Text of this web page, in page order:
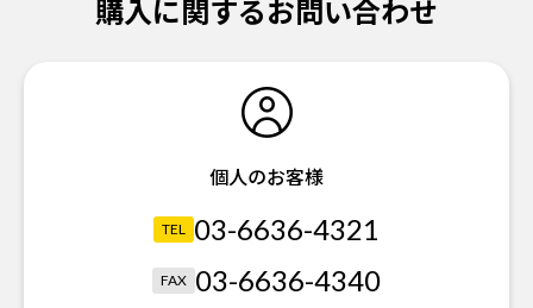
購入に関するお問い合わせ
個人のお客様
TEL 03-6636-4321
FAX 03-6636-4340